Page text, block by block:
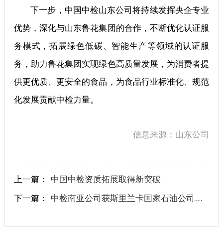
下一步，中国中检山东公司将持续发挥央企专业
优势，深化与山东鲁花集团的合作，不断优化认证服
务模式，拓展绿色低碳、智能生产等领域的认证服
务，助力鲁花集团实现绿色高质量发展，为消费者提
供更优质、更安全的食品，为食品行业标准化、规范
化发展贡献中检力量。
信息来源：山东公司
上一篇：
中国中检资质拓展取得新突破
下一篇：
中检南亚公司获斯里兰卡国家石油公司独立检验供应商资质